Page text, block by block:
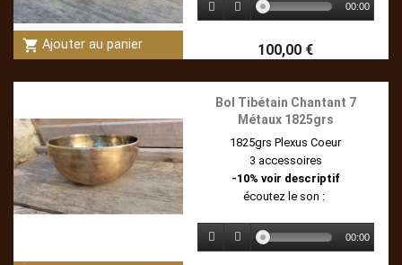
shopping_cart Ajouter au panier
00:00
100,00 €
Bol Tibétain Chantant 7
Métaux 1825grs
1825grs Plexus Coeur
3 accessoires
-10% voir descriptif
écoutez le son :
00:00